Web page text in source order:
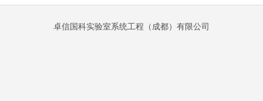
卓信国科实验室系统工程（成都）有限公司